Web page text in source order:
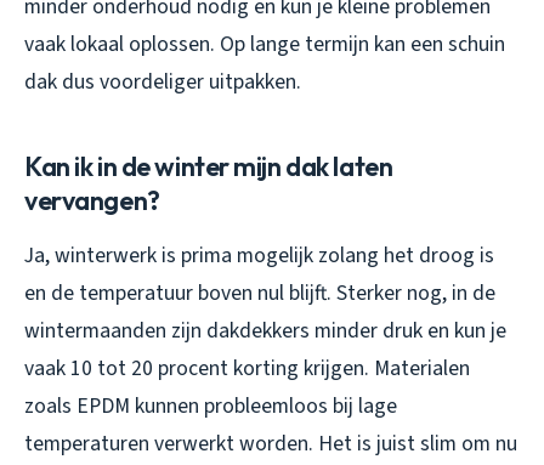
minder onderhoud nodig en kun je kleine problemen
vaak lokaal oplossen. Op lange termijn kan een schuin
dak dus voordeliger uitpakken.
Kan ik in de winter mijn dak laten
vervangen?
Ja, winterwerk is prima mogelijk zolang het droog is
en de temperatuur boven nul blijft. Sterker nog, in de
wintermaanden zijn dakdekkers minder druk en kun je
vaak 10 tot 20 procent korting krijgen. Materialen
zoals EPDM kunnen probleemloos bij lage
temperaturen verwerkt worden. Het is juist slim om nu